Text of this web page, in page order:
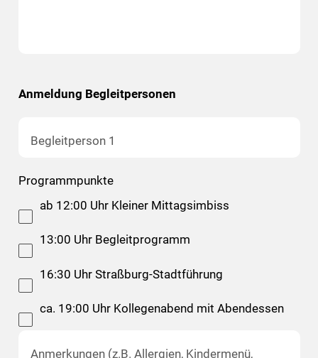
Anmeldung Begleitpersonen
Begleitperson 1
Programmpunkte
ab 12:00 Uhr Kleiner Mittagsimbiss
13:00 Uhr Begleitprogramm
16:30 Uhr Straßburg-Stadtführung
ca. 19:00 Uhr Kollegenabend mit Abendessen
Anmerkungen (z.B. Allergien, Kindermenü,